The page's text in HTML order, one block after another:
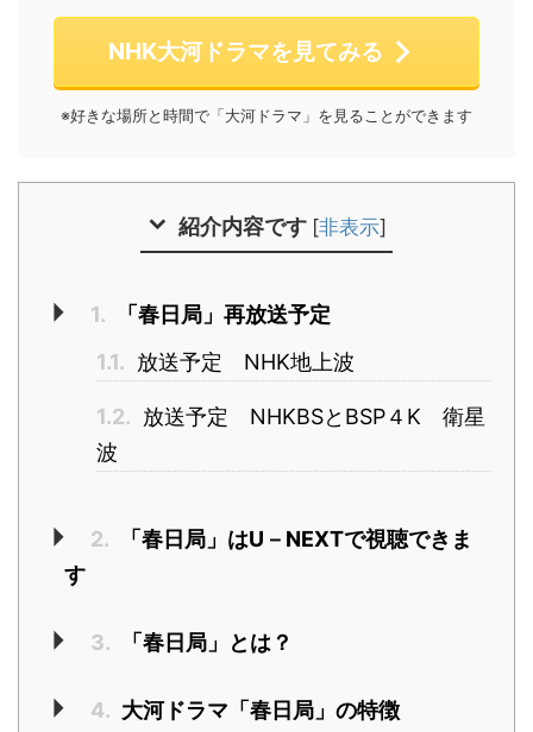
NHK大河ドラマを見てみる
※好きな場所と時間で「大河ドラマ」を見ることができます
紹介内容です [非表示]
1.
「春日局」再放送予定
1.1. 放送予定 NHK地上波
1.2. 放送予定 NHKBSとBSP４K 衛星
波
2.
「春日局」はU－NEXTで視聴できま
す
3. 「春日局」とは？
4. 大河ドラマ「春日局」の特徴